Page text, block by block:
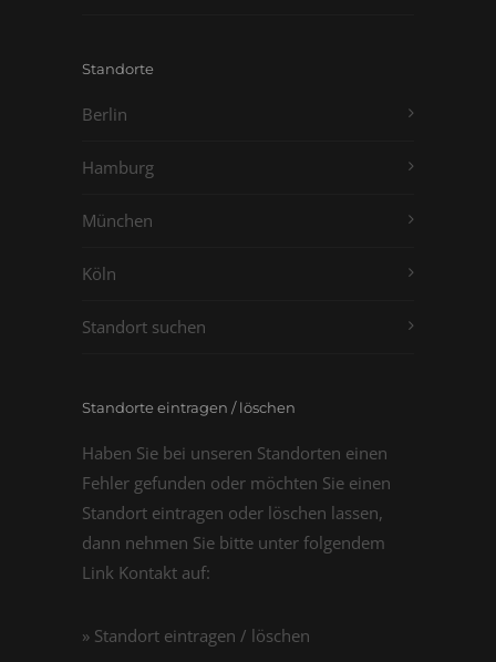
Standorte
Berlin
Hamburg
München
Köln
Standort suchen
Standorte eintragen / löschen
Haben Sie bei unseren Standorten einen
Fehler gefunden oder möchten Sie einen
Standort eintragen oder löschen lassen,
dann nehmen Sie bitte unter folgendem
Link Kontakt auf:
» Standort eintragen / löschen